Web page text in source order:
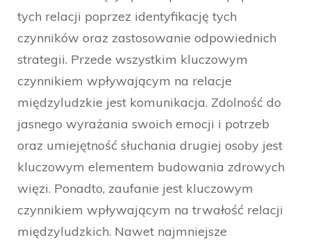
tych relacji poprzez identyfikację tych
czynników oraz zastosowanie odpowiednich
strategii. Przede wszystkim kluczowym
czynnikiem wpływającym na relacje
międzyludzkie jest komunikacja. Zdolność do
jasnego wyrażania swoich emocji i potrzeb
oraz umiejętność słuchania drugiej osoby jest
kluczowym elementem budowania zdrowych
więzi. Ponadto, zaufanie jest kluczowym
czynnikiem wpływającym na trwałość relacji
międzyludzkich. Nawet najmniejsze